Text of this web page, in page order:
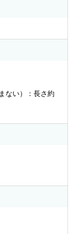
ない）：長さ約